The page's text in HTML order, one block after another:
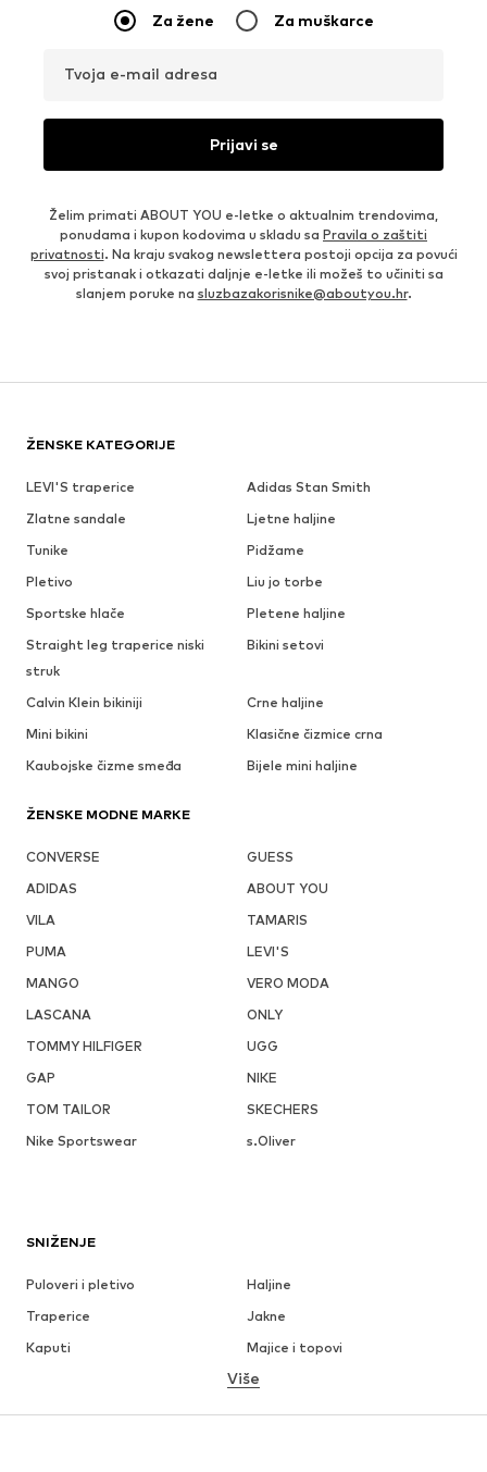
Za žene Za muškarce
Tvoja e-mail adresa
Prijavi se
Želim primati ABOUT YOU e-letke o aktualnim trendovima,
ponudama i kupon kodovima u skladu sa Pravila o zaštiti
privatnosti. Na kraju svakog newslettera postoji opcija za povući
svoj pristanak i otkazati daljnje e-letke ili možeš to učiniti sa
slanjem poruke na sluzbazakorisnike@aboutyou.hr.
ŽENSKE KATEGORIJE
LEVI'S traperice
Adidas Stan Smith
Zlatne sandale
Ljetne haljine
Tunike
Pidžame
Pletivo
Liu jo torbe
Sportske hlače
Pletene haljine
Straight leg traperice niski
struk
Bikini setovi
Calvin Klein bikiniji
Crne haljine
Mini bikini
Klasične čizmice crna
Kaubojske čizme smeđa
Bijele mini haljine
ŽENSKE MODNE MARKE
CONVERSE
GUESS
ADIDAS
ABOUT YOU
VILA
TAMARIS
PUMA
LEVI'S
MANGO
VERO MODA
LASCANA
ONLY
TOMMY HILFIGER
UGG
GAP
NIKE
TOM TAILOR
SKECHERS
Nike Sportswear
s.Oliver
SNIŽENJE
Puloveri i pletivo
Haljine
Traperice
Jakne
Kaputi
Majice i topovi
Donje rublje
Više